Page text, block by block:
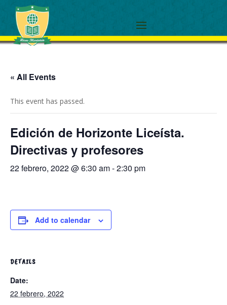
« All Events
This event has passed.
Edición de Horizonte Liceísta.
Directivas y profesores
22 febrero, 2022 @ 6:30 am-2:30 pm
Add to calendar
DETAILS
Date:
22 febrero, 2022